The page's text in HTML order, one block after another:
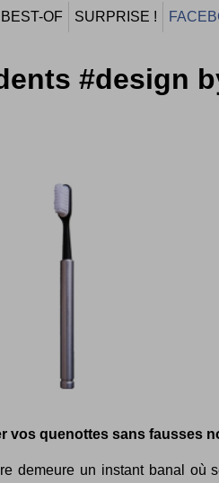
BEST-OF SURPRISE !
#design
vos quenottes sans fausses
demeure un instant banal où